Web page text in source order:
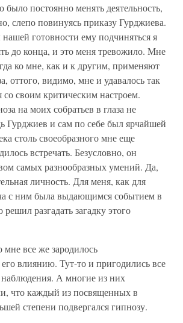
было постоянно менять деятельность,
слепо повинуясь приказу Гурджиева.
готовности ему подчиняться я
до конца, и это меня тревожило. Мне
ко мне, как и к другим, применяют
оттого, видимо, мне и удавалось так
со своим критическим настроем.
на моих собратьев в глаза не
Гурджиев и сам по себе был ярчайшей
столь своеобразного мне еще
встречать. Безусловно, он
самых разнообразных умений. Да,
личность. Для меня, как для
с ним была выдающимся событием в
разгадать загадку этого
все же зародилось
влиянию. Тут-то и пригодились все
А многие из них
что каждый из посвященных в
степени подвергался гипнозу.